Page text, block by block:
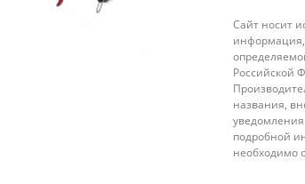
Сайт носит
информация,
Российской
названия,
подробной
необходимо